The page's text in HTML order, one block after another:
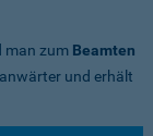
man zum Beamten
und erhält